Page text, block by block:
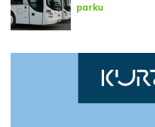
parku